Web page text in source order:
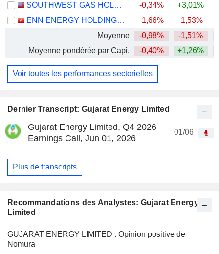
Dernier Transcript: Gujarat Energy Limited
Gujarat Energy Limited, Q4 2026
Earnings Call, Jun 01, 2026
01/06
Plus de transcripts
Recommandations des Analystes: Gujarat Energy
Limited
GUJARAT ENERGY LIMITED : Opinion positive de
Nomura
SOUTHWEST GAS HOLDINGS, INC.
-0,34% +3,01%
ENN ENERGY HOLDINGS LIMITED
-1,66% -1,53%
Moyenne
-0,98% -1,51%
Moyenne pondérée par Capi.
-0,40% +1,26%
Voir toutes les performances sectorielles